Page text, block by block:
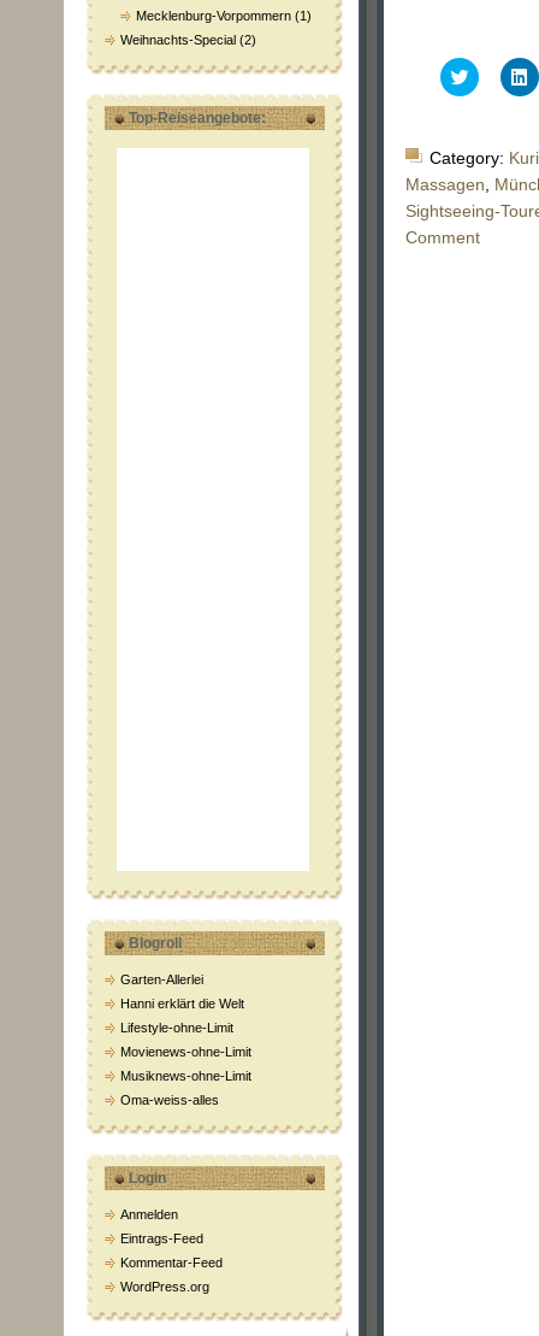
Mecklenburg-Vorpommern (1)
Weihnachts-Special (2)
Top-Reiseangebote:
Blogroll
Garten-Allerlei
Hanni erklärt die Welt
Lifestyle-ohne-Limit
Movienews-ohne-Limit
Musiknews-ohne-Limit
Oma-weiss-alles
Login
Anmelden
Eintrags-Feed
Kommentar-Feed
WordPress.org
Klick,
um
teilen
(Wird
in
neuem
Fenster
geöffnet)
Category:
Massagen
Sightseeing-
Comment